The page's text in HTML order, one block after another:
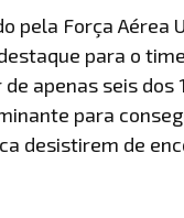
pela Força
para o
de apenas seis
para
desistirem de